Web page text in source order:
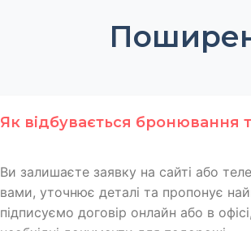
Як відбувається бронювання
Ви залишаєте заявку на сайті або
вами, уточнює деталі та пропонує
підписуємо договір онлайн або в